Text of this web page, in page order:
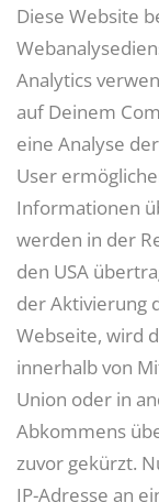
Diese Website
Analytics
auf Deinem
eine Analyse
User
Informationen
werden in der
den USA
der Aktivierung
Webseite, wird
innerhalb von
Union oder in
Abkommens
zuvor gekürzt.
IP-Adresse an